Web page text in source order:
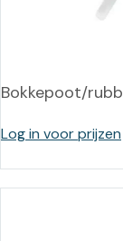
Bokkepoot/
Log in voor prijzen